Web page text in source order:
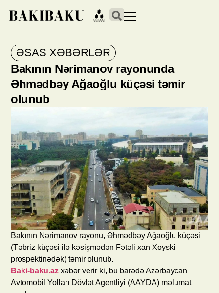
ƏSAS XƏBƏRLƏR
Bakının Nərimanov rayonunda
Əhmədbəy Ağaoğlu küçəsi təmir
olunub
Bakının Nərimanov rayonu, Əhmədbəy Ağaoğlu küçəsi
(Təbriz küçəsi ilə kəsişmədən Fətəli xan Xoyski
prospektinədək) təmir olunub.
Baki-baku.az xəbər verir ki, bu barədə Azərbaycan
Avtomobil Yolları Dövlət Agentliyi (AAYDA) məlumat